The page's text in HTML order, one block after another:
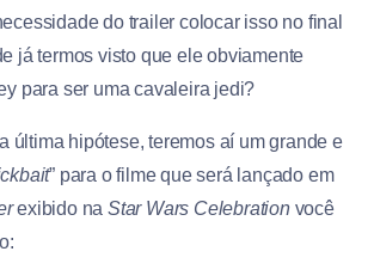
do trailer colocar isso no final
já termos visto que ele obviamente
para ser uma cavaleira jedi?
última hipótese, teremos aí um grande e
” para o filme que será lançado em
exibido naStar Wars Celebrationvocê